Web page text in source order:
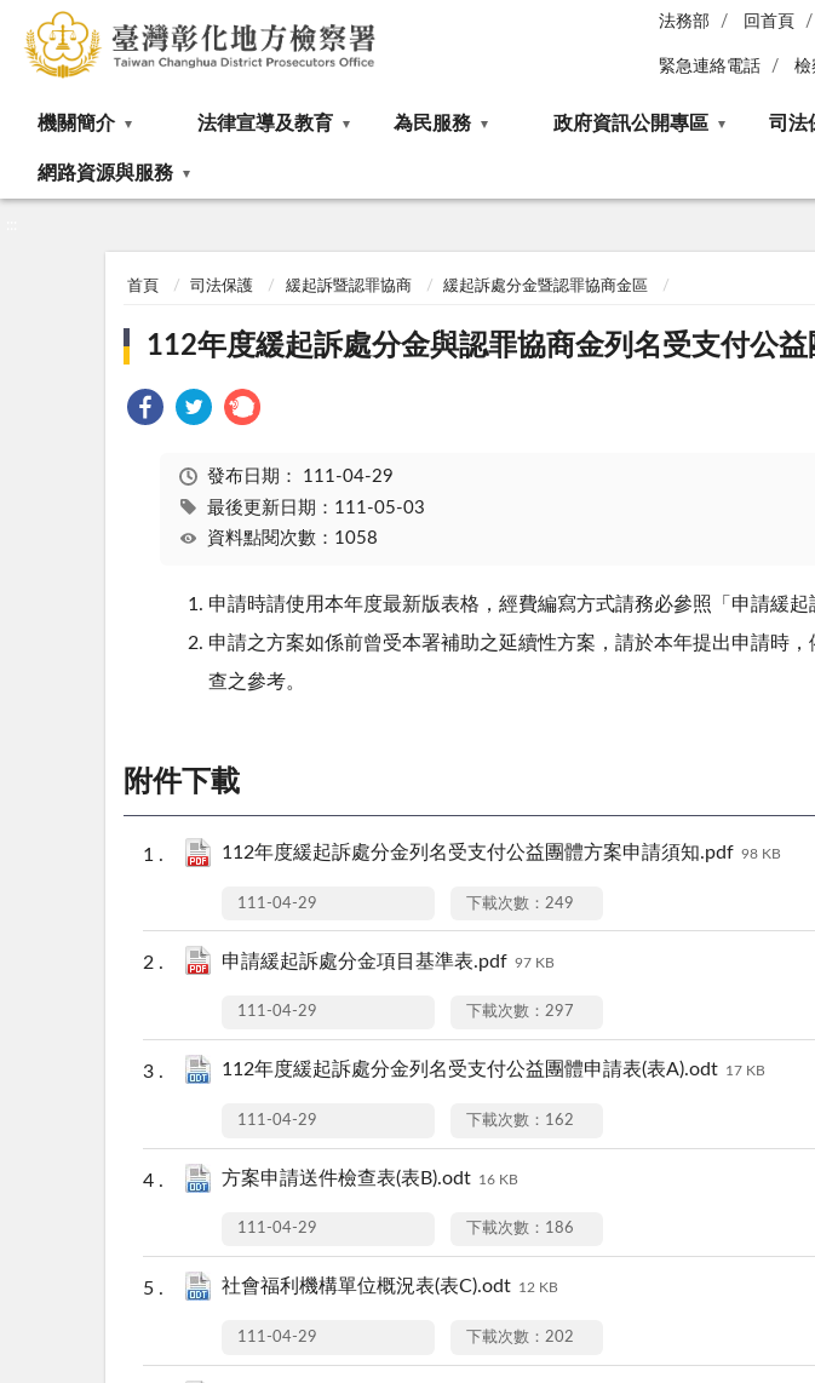
法務部 回首頁
緊急連絡電話 檢
機關簡介 法律宣導及教育 為民服務 政府資訊公開專區 司法
網路資源與服務
首頁 司法保護 緩起訴暨認罪協商 緩起訴處分金暨認罪協商金區
112年度緩起訴處分金與認罪協商金列名受支付公益
發布日期： 111-04-29
最後更新日期：111-05-03
資料點閱次數：1058
申請時請使用本年度最新版表格，經費編寫方式請務必參照「申請緩起
申請之方案如係前曾受本署補助之延續性方案，請於本年提出申請時
查之參考。
附件下載
112年度緩起訴處分金列名受支付公益團體方案申請須知.pdf 98 KB
111-04-29 下載次數：249
申請緩起訴處分金項目基準表.pdf 97 KB
111-04-29 下載次數：297
112年度緩起訴處分金列名受支付公益團體申請表(表A).odt 17 KB
111-04-29 下載次數：162
方案申請送件檢查表(表B).odt 16 KB
111-04-29 下載次數：186
社會福利機構單位概況表(表C).odt 12 KB
111-04-29 下載次數：202